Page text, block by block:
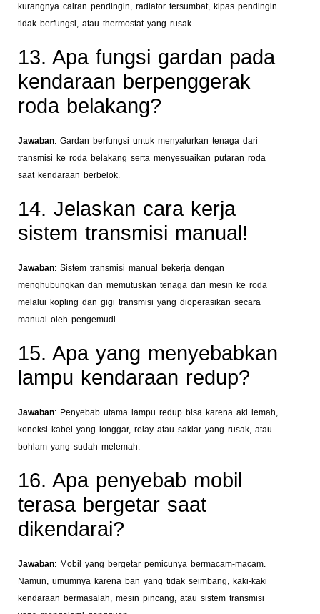
kurangnya cairan pendingin, radiator tersumbat, kipas pendingin
tidak berfungsi, atau thermostat yang rusak.
13. Apa fungsi gardan pada
kendaraan berpenggerak
roda belakang?
Jawaban: Gardan berfungsi untuk menyalurkan tenaga dari
transmisi ke roda belakang serta menyesuaikan putaran roda
saat kendaraan berbelok.
14. Jelaskan cara kerja
sistem transmisi manual!
Jawaban: Sistem transmisi manual bekerja dengan
menghubungkan dan memutuskan tenaga dari mesin ke roda
melalui kopling dan gigi transmisi yang dioperasikan secara
manual oleh pengemudi.
15. Apa yang menyebabkan
lampu kendaraan redup?
Jawaban: Penyebab utama lampu redup bisa karena aki lemah,
koneksi kabel yang longgar, relay atau saklar yang rusak, atau
bohlam yang sudah melemah.
16. Apa penyebab mobil
terasa bergetar saat
dikendarai?
Jawaban: Mobil yang bergetar pemicunya bermacam-macam.
Namun, umumnya karena ban yang tidak seimbang, kaki-kaki
kendaraan bermasalah, mesin pincang, atau sistem transmisi